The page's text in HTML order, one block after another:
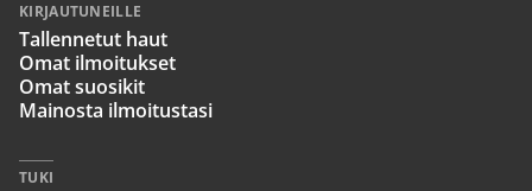
KIRJAUTUNEILLE
Tallennetut haut
Omat ilmoitukset
Omat suosikit
Mainosta ilmoitustasi
TUKI